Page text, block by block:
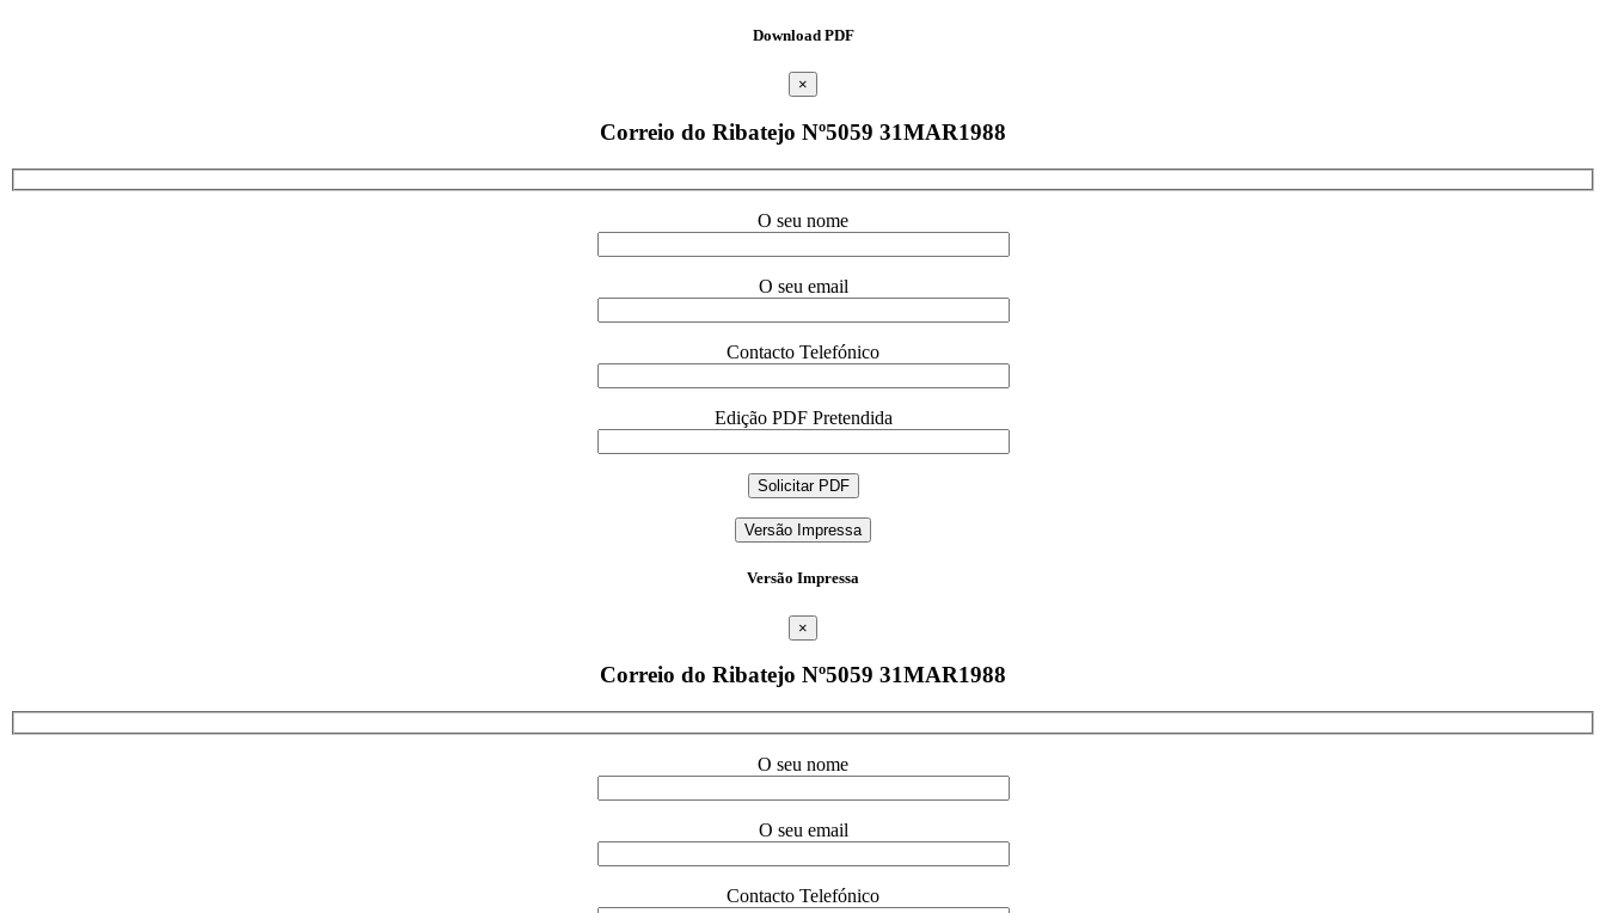
Download PDF
×
Correio do Ribatejo Nº5059 31MAR1988
O seu nome
O seu email
Contacto Telefónico
Edição PDF Pretendida
Versão Impressa
Versão Impressa
×
Correio do Ribatejo Nº5059 31MAR1988
O seu nome
O seu email
Contacto Telefónico